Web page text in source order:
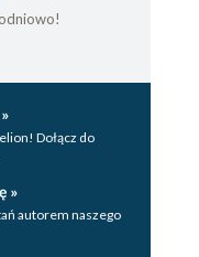
Dołącz do
»
autorem naszego